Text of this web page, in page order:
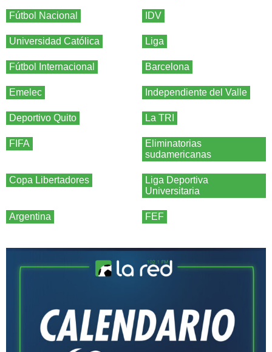
Fútbol Nacional IDV
Universidad Católica Liga
Fútbol Internacional Barcelona
Emelec Independiente del Valle
Deportivo Quito La TRI
FIFA
Eliminatorias
sudamericanas
Copa Libertadores
Liga Deportiva
Universitaria
Argentina FEF